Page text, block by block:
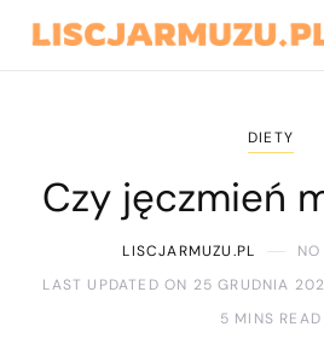
DIETY
Czy jęczmień
LISCJARMUZU.PL
LAST UPDATED ON 25 GRUDNIA
5 MINS READ